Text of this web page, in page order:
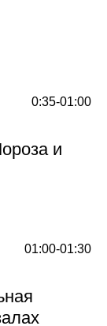
0:35-01:00
и
01:00-01:30